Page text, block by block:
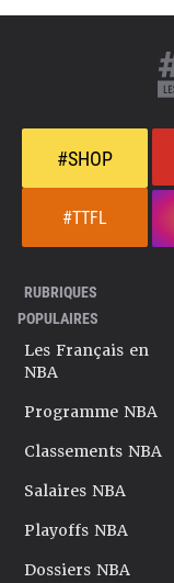
#SHOP
#TTFL
RUBRIQUES
POPULAIRES
Les Français en
NBA
Programme NBA
Classements NBA
Salaires NBA
Playoffs NBA
Dossiers NBA